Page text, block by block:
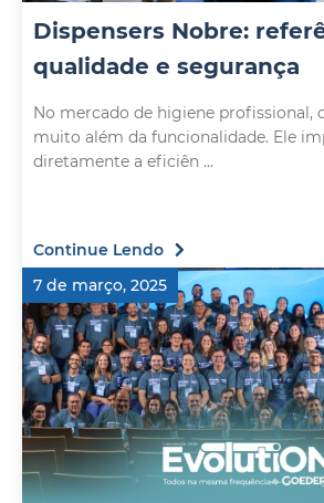
Dispensers Nobre:
qualidade e segurança
No mercado de higiene profissional,
muito além da funcionalidade. Ele
diretamente a eficiên ...
Continue Lendo
7 de março, 2025